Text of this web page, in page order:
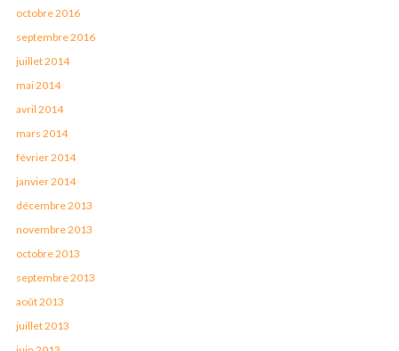
octobre 2016
septembre 2016
juillet 2014
mai 2014
avril 2014
mars 2014
février 2014
janvier 2014
décembre 2013
novembre 2013
octobre 2013
septembre 2013
août 2013
juillet 2013